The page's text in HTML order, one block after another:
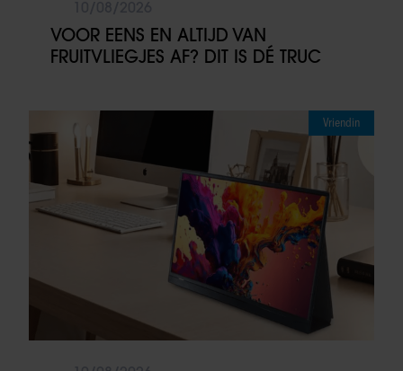
VOOR EENS EN ALTIJD VAN
FRUITVLIEGJES AF? DIT IS DÉ TRUC
Vriendin